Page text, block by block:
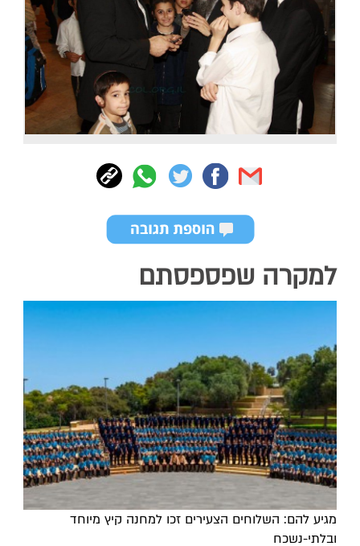
למקרה שפספסתם
מגיע להם: השלוחים הצעירים זכו למחנה קיץ מיוחד
ובלתי-נשכח